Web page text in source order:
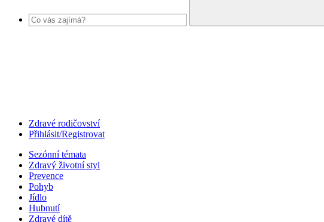
Zdravé rodičovství
Přihlásit/Registrovat
Sezónní témata
Zdravý životní styl
Prevence
Pohyb
Jídlo
Hubnutí
Zdravé dítě